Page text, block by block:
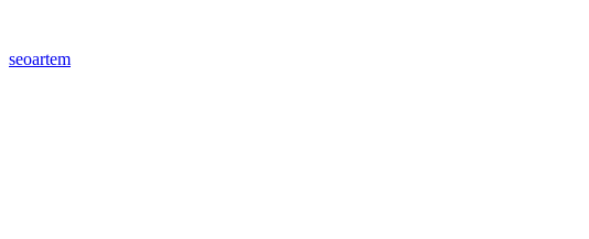
seoartem